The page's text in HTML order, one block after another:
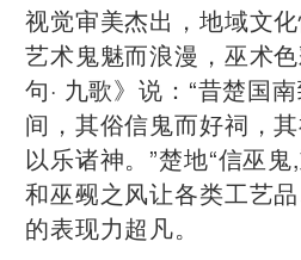
视觉审美杰出，地域文
艺术鬼魅而浪漫，巫术
句· 九歌》说：“昔楚国
间，其俗信鬼而好祠，
以乐诸神。”楚地“信巫
和巫觋之风让各类工艺
的表现力超凡。